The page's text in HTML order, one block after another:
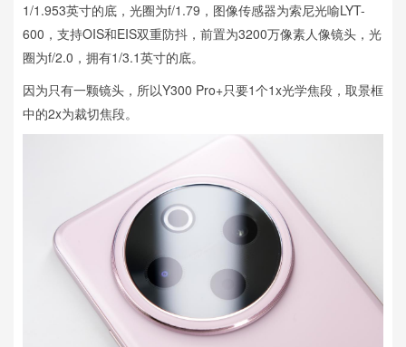
1/1.953英寸的底，光圈为f/1.79，图像传感器为索尼光喻LYT-
600，支持OIS和EIS双重防抖，前置为3200万像素人像镜头，光
圈为f/2.0，拥有1/3.1英寸的底。
因为只有一颗镜头，所以Y300 Pro+只要1个1x光学焦段，取景框
中的2x为裁切焦段。